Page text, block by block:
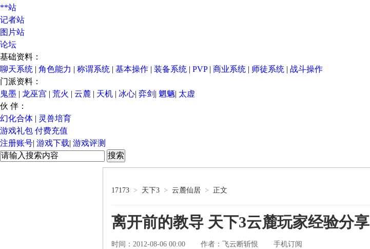
**站
记者站
图片站
论坛
基础资料：
聊天系统 | 角色能力 | 称谓系统 | 基本操作 | 装备系统 | PVP | 商业系统 | 师徒系统 | 战斗操作
门派资料：
鬼墨 | 龙巫宫 | 荒火 | 云麓 | 天机 | 冰心| 弈剑 | 魍魉| 太虚
伙 伴：
幻化合体 | 灵兽培育
游戏礼包 付费充值
注册账号| 游戏下载| 游戏评测
17173 > 天下3 > 云麓仙居 > 正文
离开前的教导 天下3云麓玩家经验分享
时间：2012-08-06 00:00 作者： 飞云断斩恨 手机订阅